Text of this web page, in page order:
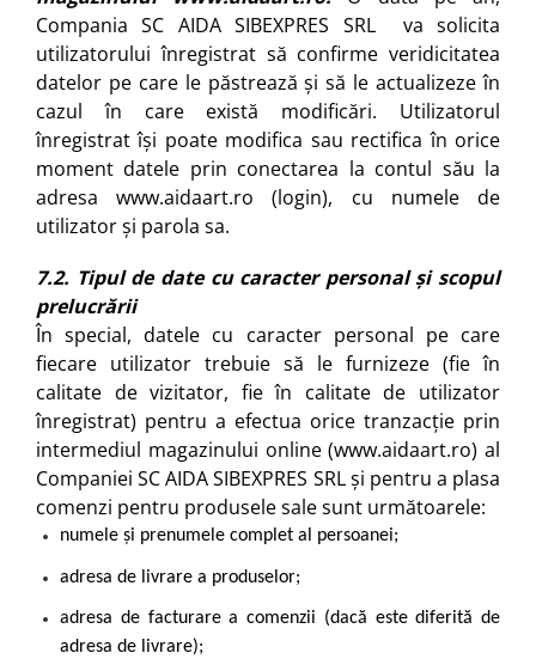
Compania SC AIDA SIBEXPRES SRL va solicita
utilizatorului înregistrat să confirme veridicitatea
datelor pe care le păstrează și să le actualizeze în
cazul în care există modificări. Utilizatorul
înregistrat își poate modifica sau rectifica în orice
moment datele prin conectarea la contul său la
adresawww.aidaart.ro (login), cu numele de
utilizator și parola sa.
7.2. Tipul de date cu caracter personal și scopul
prelucrării
În special, datele cu caracter personal pe care
fiecare utilizator trebuie să le furnizeze (fie în
calitate de vizitator, fie în calitate de utilizator
înregistrat) pentru a efectua orice tranzacție prin
intermediul magazinului online (www.aidaart.ro) al
Companiei SC AIDA SIBEXPRES SRL și pentru a plasa
comenzi pentru produsele sale sunt următoarele:
numele și prenumele complet al persoanei;
adresa de livrare a produselor;
adresa de facturare a comenzii (dacă este diferită de
adresa de livrare);